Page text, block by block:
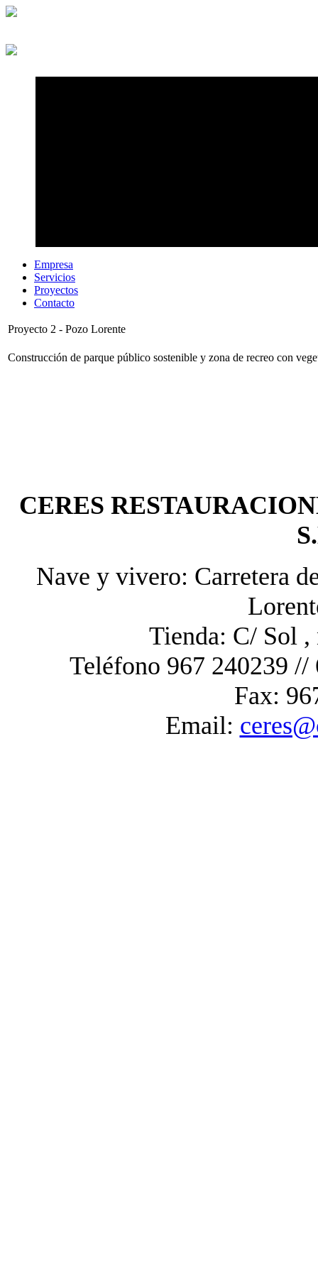
Empresa
Servicios
Proyectos
Contacto
Proyecto 2 - Pozo Lorente
Construcción de parque público sostenible y zona de recreo con
CERES
Nave y vivero: Carretera
Tienda: C/ Sol ,
Teléfono 967 240239
Fax:
Email: